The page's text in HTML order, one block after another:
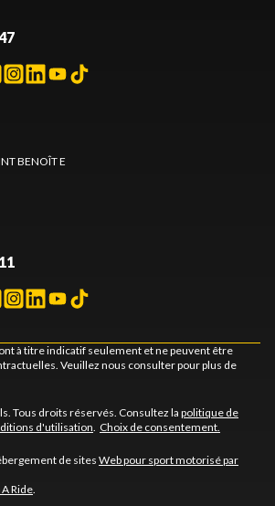
BENOÎT E
à titre indicatif seulement et ne peuvent être
Veuillez nous consulter pour plus de
Tous droits réservés. Consultez la politique de
d'utilisation Choix de consentement.
de sitesWeb pour sport motorisé par
A Ride